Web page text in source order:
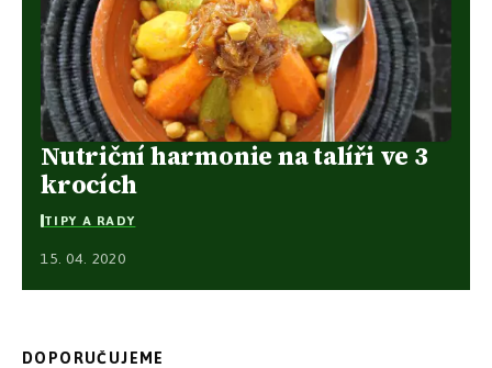
Nutriční harmonie na talíři ve 3
krocích
TIPY A RADY
15. 04. 2020
DOPORUČUJEME